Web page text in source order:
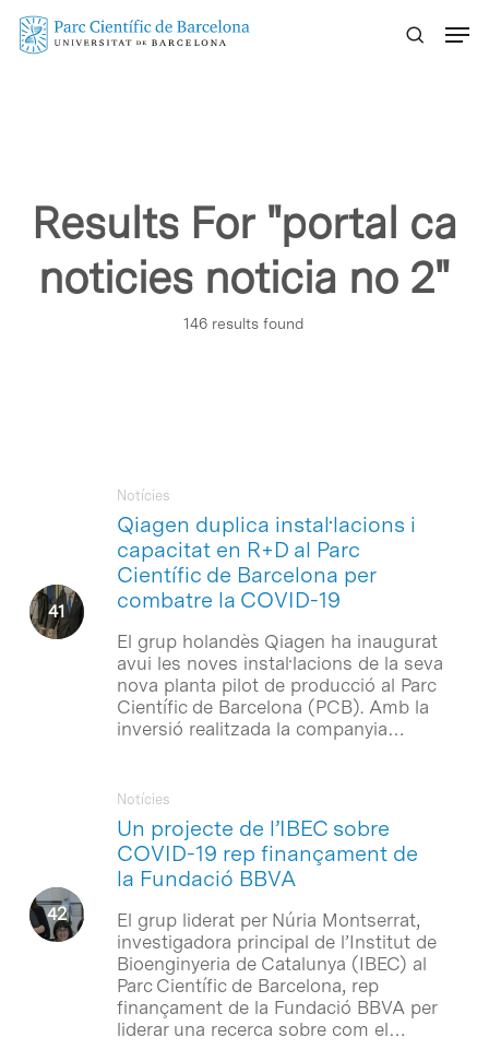
Skip
Results For "portal ca
noticies noticia no 2"
146 results found
Qiagen duplica instal·lacions i
capacitat en R+D al Parc
Científic de Barcelona per
combatre la COVID-19
Notícies
El grup holandès Qiagen ha inaugurat
avui les noves instal·lacions de la seva
nova planta pilot de producció al Parc
Científic de Barcelona (PCB). Amb la
inversió realitzada la companyia…
Un projecte de l’IBEC sobre
COVID-19 rep finançament de
la Fundació BBVA
Notícies
El grup liderat per Núria Montserrat,
investigadora principal de l’Institut de
Bioenginyeria de Catalunya (IBEC) al
Parc Científic de Barcelona, rep
finançament de la Fundació BBVA per
liderar una recerca sobre com el…